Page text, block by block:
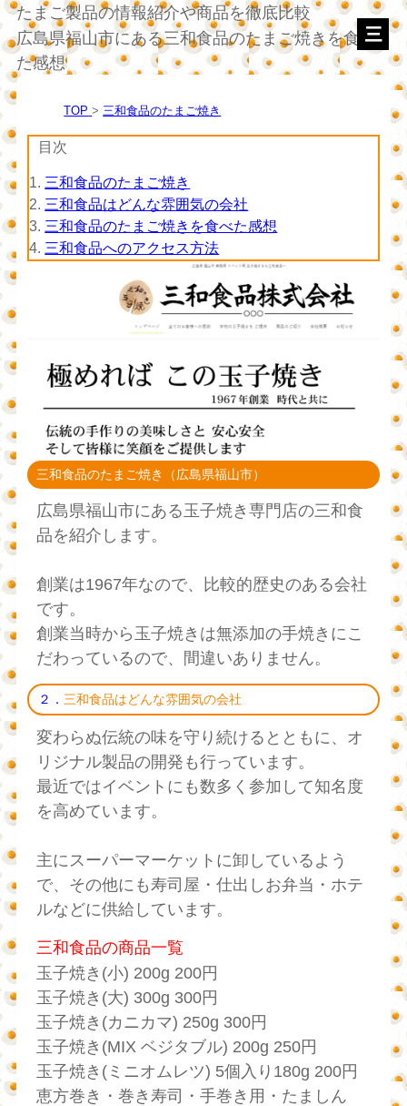
たまご製品の情報紹介や商品を徹底比較
広島県福山市にある三和食品のたまご焼きを食べ
た感想
TOP 三和食品のたまご焼き
目次
1. 三和食品のたまご焼き
2. 三和食品はどんな雰囲気の会社
3. 三和食品のたまご焼きを食べた感想
4. 三和食品へのアクセス方法
三和食品のたまご焼き（広島県福山市）
広島県福山市にある玉子焼き専門店の三和食
品を紹介します。
創業は1967年なので、比較的歴史のある会社
です。
創業当時から玉子焼きは無添加の手焼きにこ
だわっているので、間違いありません。
２． 三和食品はどんな雰囲気の会社
変わらぬ伝統の味を守り続けるとともに、オ
リジナル製品の開発も行っています。
最近ではイベントにも数多く参加して知名度
を高めています。
主にスーパーマーケットに卸しているよう
で、その他にも寿司屋・仕出しお弁当・ホテ
ルなどに供給しています。
三和食品の商品一覧
玉子焼き(小) 200g 200円
玉子焼き(大) 300g 300円
玉子焼き(カニカマ) 250g 300円
玉子焼き(MIX ベジタブル) 200g 250円
玉子焼き(ミニオムレツ) 5個入り180g 200円
恵方巻き・巻き寿司・手巻き用・たましん